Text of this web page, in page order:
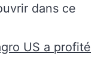
dans ce
US a profité